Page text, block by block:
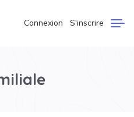
Connexion S'inscrire